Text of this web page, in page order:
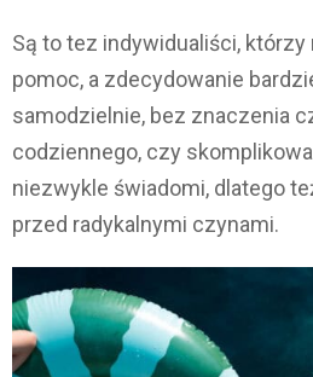
Są to tez indywidualiści,
pomoc, a zdecydowanie
samodzielnie, bez znaczenia
codziennego, czy
niezwykle świadomi, dlatego
przed radykalnymi czynami.